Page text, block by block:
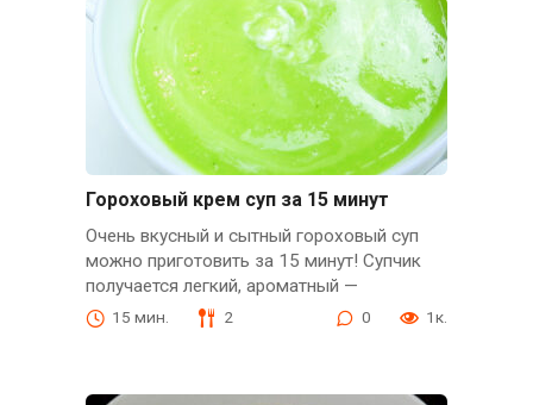
Гороховый крем суп за 15 минут
Очень вкусный и сытный гороховый суп
можно приготовить за 15 минут! Супчик
получается легкий, ароматный —
15 мин. 2 0 1к.